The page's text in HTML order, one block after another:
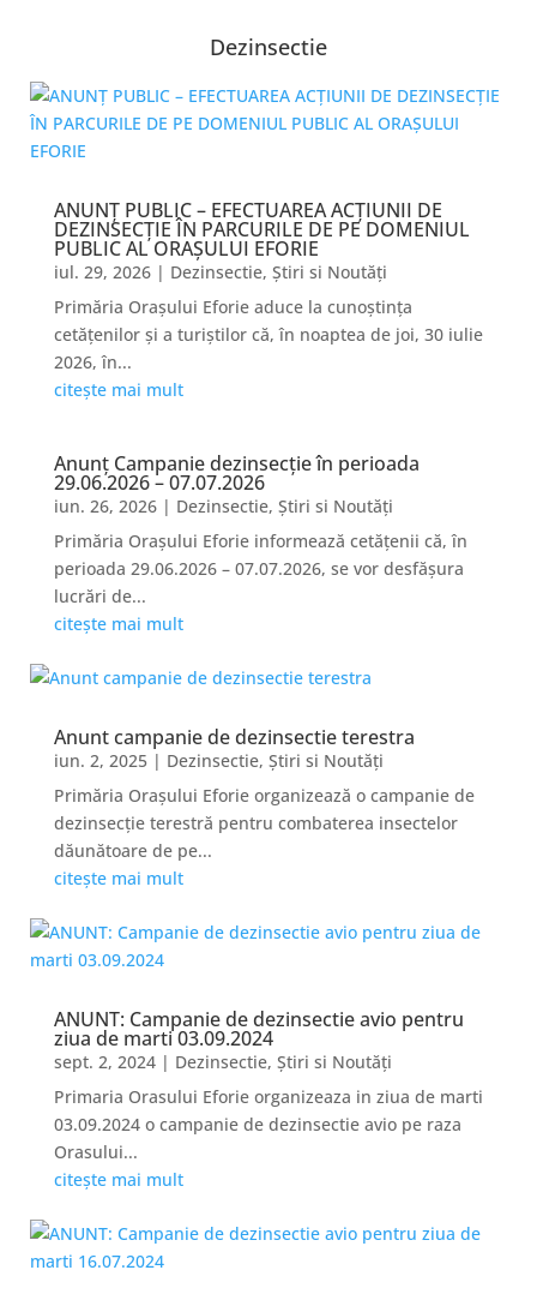
Dezinsectie
ANUNȚ PUBLIC – EFECTUAREA ACȚIUNII DE
DEZINSECȚIE ÎN PARCURILE DE PE DOMENIUL
PUBLIC AL ORAȘULUI EFORIE
iul. 29, 2026| Dezinsectie, Știri si Noutăți
Primăria Orașului Eforie aduce la cunoștința
cetățenilor și a turiștilor că, în noaptea de joi, 30 iulie
2026, în...
citește mai mult
Anunț Campanie dezinsecție în perioada
29.06.2026 – 07.07.2026
iun. 26, 2026| Dezinsectie, Știri si Noutăți
Primăria Orașului Eforie informează cetățenii că, în
perioada 29.06.2026 – 07.07.2026, se vor desfășura
lucrări de...
citește mai mult
Anunt campanie de dezinsectie terestra
iun. 2, 2025| Dezinsectie, Știri si Noutăți
Primăria Orașului Eforie organizează o campanie de
dezinsecție terestră pentru combaterea insectelor
dăunătoare de pe...
citește mai mult
ANUNT: Campanie de dezinsectie avio pentru
ziua de marti 03.09.2024
sept. 2, 2024| Dezinsectie, Știri si Noutăți
Primaria Orasului Eforie organizeaza in ziua de marti
03.09.2024 o campanie de dezinsectie avio pe raza
Orasului...
citește mai mult